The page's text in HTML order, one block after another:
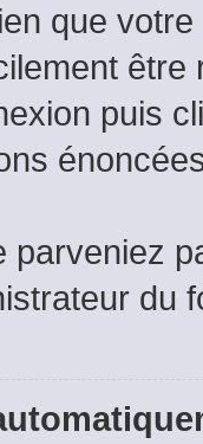
que
puis
parveniez
du